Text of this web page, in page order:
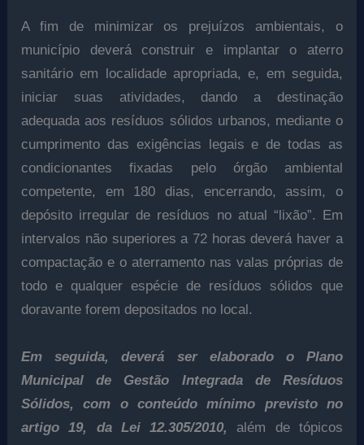
A fim de minimizar os prejuízos ambientais, o
município deverá construir e implantar o aterro
sanitário em localidade apropriada, e, em seguida,
iniciar suas atividades, dando a destinação
adequada aos resíduos sólidos urbanos, mediante o
cumprimento das exigências legais e de todas as
condicionantes fixadas pelo órgão ambiental
competente, em 180 dias, encerrando, assim, o
depósito irregular de resíduos no atual “lixão”. Em
intervalos não superiores a 72 horas deverá haver a
compactação e o aterramento nas valas próprias de
todo e qualquer espécie de resíduos sólidos que
doravante forem depositados no local.
Em seguida, deverá ser elaborado o Plano
Municipal de Gestão Integrada de Resíduos
Sólidos, com o conteúdo mínimo previsto no
artigo 19, da Lei 12.305/2010,
além de tópicos